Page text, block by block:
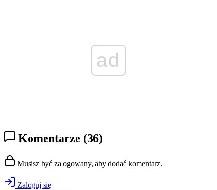
ad
Komentarze (36)
Musisz być zalogowany, aby dodać komentarz.
Zaloguj się